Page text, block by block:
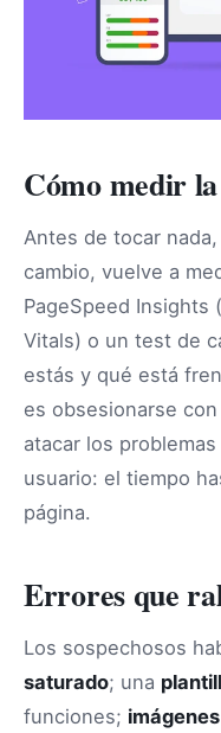
Cómo medir
Antes de tocar
cambio, vuelve a
PageSpeed Insights
Vitals) o un test de
estás y qué está
es obsesionarse
atacar los
usuario: el tiempo
página.
Errores que
Los sospechosos
saturado; una
funciones;